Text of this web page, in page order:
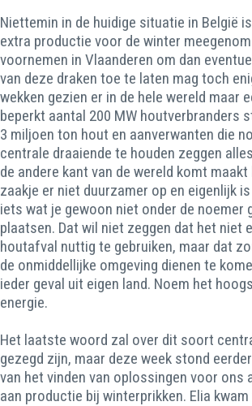
Niettemin in de huidige situatie in België
extra productie voor de winter
voornemen in Vlaanderen om dan
van deze draken toe te laten mag toch
wekken gezien er in de hele wereld maar
beperkt aantal 200 MW houtverbranders
3 miljoen ton hout en aanverwanten die
centrale draaiende te houden zeggen
de andere kant van de wereld komt maakt
zaakje er niet duurzamer op en eigenlijk
iets wat je gewoon niet onder de noemer
plaatsen. Dat wil niet zeggen dat het niet
houtafval nuttig te gebruiken, maar dat
de onmiddellijke omgeving dienen te
ieder geval uit eigen land. Noem het
energie.
Het laatste woord zal over dit soort
gezegd zijn, maar deze week stond
van het vinden van oplossingen voor ons
aan productie bij winterprikken. Elia